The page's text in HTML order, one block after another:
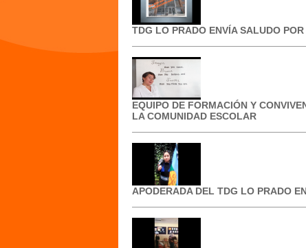
TDG LO PRADO ENVÍA SALUDO
EQUIPO DE FORMACIÓN Y
LA COMUNIDAD ESCOLAR
APODERADA DEL TDG LO PRADO